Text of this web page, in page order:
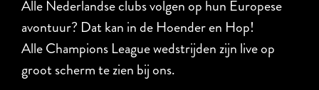
Alle Nederlandse clubs volgen op hun Europese
avontuur? Dat kan in de Hoender en Hop!
Alle Champions League wedstrijden zijn live op
groot scherm te zien bij ons.